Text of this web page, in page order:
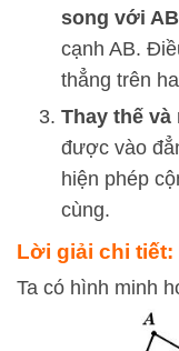
song với
cạnh AB.
thẳng trên
Thay thế và
được vào
hiện phép
cùng.
Lời giải chi tiết:
Ta có hình minh